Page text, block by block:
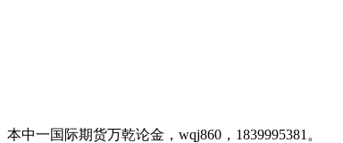
本中一国际期货万乾论金，wqj860，1839995381。